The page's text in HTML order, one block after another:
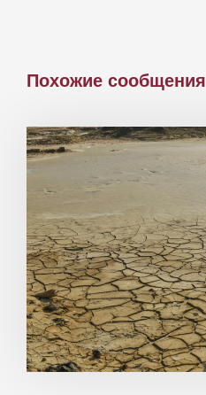
Похожие сообщения